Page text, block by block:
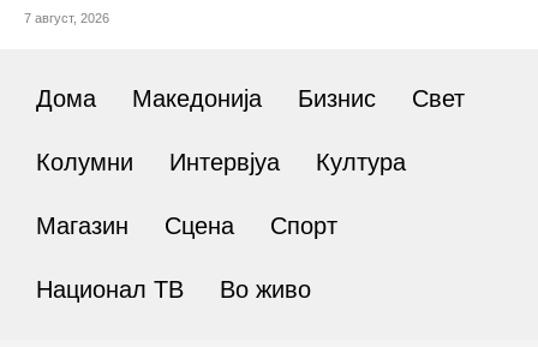
7 август, 2026
Дома Македонија Бизнис Свет
Колумни Интервјуа Култура
Магазин Сцена Спорт
Национал ТВ Во живо